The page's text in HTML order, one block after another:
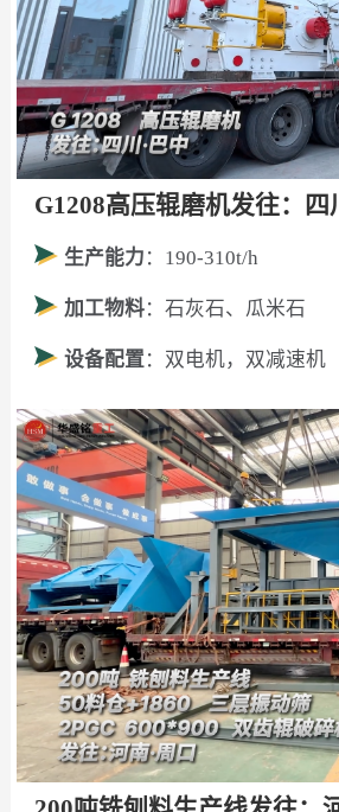
G1208高压辊磨机发往：四
生产能力 ：190-310t/h
加工物料：石灰石、瓜米石
设备配置：双电机，双减速机